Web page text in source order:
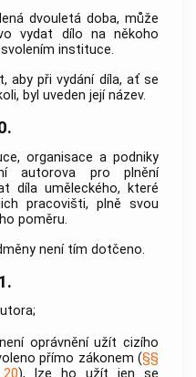
dvouletá doba, může
vydat dílo na někoho
instituce.
aby při vydání díla, ať se
byl uveden její název.
organisace a podniky
autorova pro plnění
díla uměleckého, které
pracovišti, plně svou
poměru.
není tím dotčeno.
oprávnění užít cizího
přímo zákonem (§§
), lze ho užít jen se